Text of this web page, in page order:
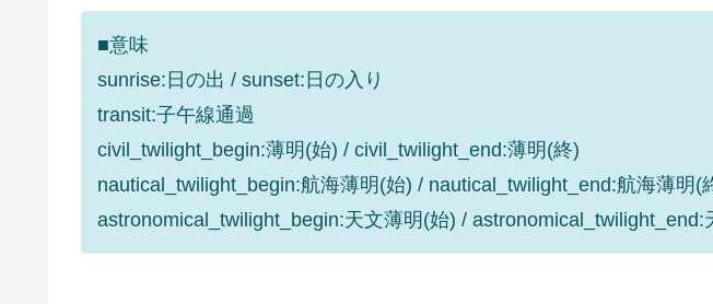
■意味
sunrise:日の出 / sunset:日の入り
transit:子午線通過
civil_twilight_begin:薄明(始) / civil_twilight_end:薄明(終)
nautical_twilight_begin:航海薄明(始) / nautical_twilight_end:航海薄明(
astronomical_twilight_begin:天文薄明(始) / astronomical_twilight_end: